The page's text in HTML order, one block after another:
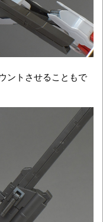
ントさせることもで